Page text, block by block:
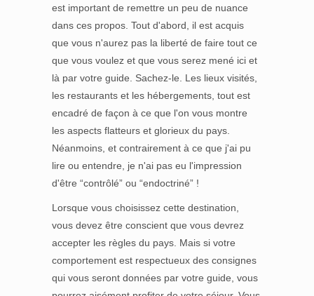
est important de remettre un peu de nuance
dans ces propos. Tout d'abord, il est acquis
que vous n'aurez pas la liberté de faire tout ce
que vous voulez et que vous serez mené ici et
là par votre guide. Sachez-le. Les lieux visités,
les restaurants et les hébergements, tout est
encadré de façon à ce que l'on vous montre
les aspects flatteurs et glorieux du pays.
Néanmoins, et contrairement à ce que j'ai pu
lire ou entendre, je n'ai pas eu l'impression
d'être “contrôlé” ou “endoctriné” !
Lorsque vous choisissez cette destination,
vous devez être conscient que vous devrez
accepter les règles du pays. Mais si votre
comportement est respectueux des consignes
qui vous seront données par votre guide, vous